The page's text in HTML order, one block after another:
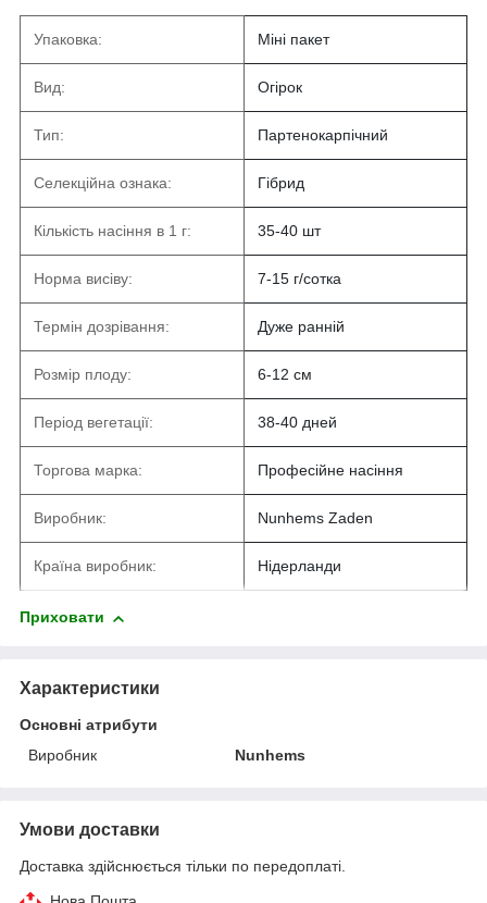
Упаковка: Міні пакет
Вид: Огірок
Тип: Партенокарпічний
Селекційна ознака: Гібрид
Кількість насіння в 1 г: 35-40 шт
Норма висіву: 7-15 г/сотка
Термін дозрівання: Дуже ранній
Розмір плоду: 6-12 см
Період вегетації: 38-40 дней
Торгова марка: Професійне насіння
Виробник: Nunhems Zaden
Країна виробник: Нідерланди
Приховати
Характеристики
Основні атрибути
Виробник
Nunhems
Умови доставки
Доставка здійснюється тільки по передоплаті.